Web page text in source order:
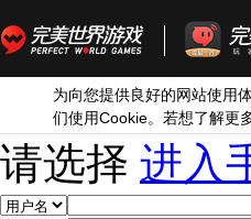
为向您提供良好的网站使用
们使用Cookie。若想了解更
请选择 进入